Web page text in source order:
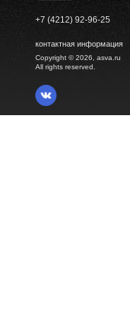
+7 (4212) 92-96-25
контактная информация
Copyright © 2026, asva.ru
All rights reserved.